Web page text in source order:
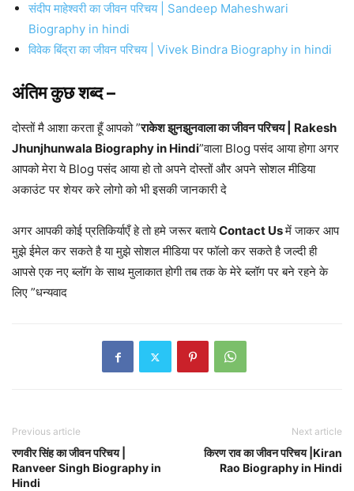
संदीप माहेश्वरी का जीवन परिचय | Sandeep Maheshwari
Biography in hindi
विवेक बिंद्रा का जीवन परिचय | Vivek Bindra Biography in hindi
अंतिम कुछ शब्द –
दोस्तों मै आशा करता हूँ आपको ”राकेश झुनझुनवाला का जीवन परिचय | Rakesh
Jhunjhunwala Biography in Hindi”वाला Blog पसंद आया होगा अगर
आपको मेरा ये Blog पसंद आया हो तो अपने दोस्तों और अपने सोशल मीडिया
अकाउंट पर शेयर करे लोगो को भी इसकी जानकारी दे
अगर आपकी कोई प्रतिकिर्याएँ हे तो हमे जरूर बतायेContact Usमें जाकर आप
मुझे ईमेल कर सकते है या मुझे सोशल मीडिया पर फॉलो कर सकते है जल्दी ही
आपसे एक नए ब्लॉग के साथ मुलाकात होगी तब तक के मेरे ब्लॉग पर बने रहने के
लिए ”धन्यवाद
Previous article
रणवीर सिंह का जीवन परिचय |
Ranveer Singh Biography in
Hindi
Next article
किरण राव का जीवन परिचय |Kiran
Rao Biography in Hindi